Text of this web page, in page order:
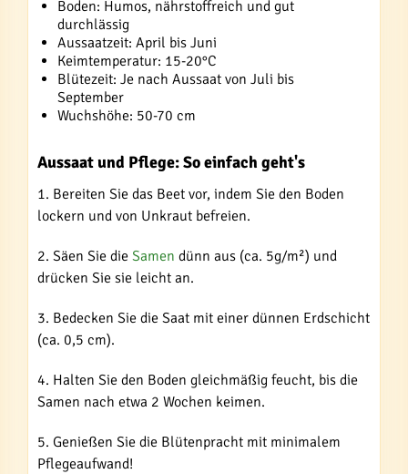
Boden: Humos, nährstoffreich und gut
durchlässig
Aussaatzeit: April bis Juni
Keimtemperatur: 15-20°C
Blütezeit: Je nach Aussaat von Juli bis
September
Wuchshöhe: 50-70 cm
Aussaat und Pflege: So einfach geht's
1. Bereiten Sie das Beet vor, indem Sie den Boden
lockern und von Unkraut befreien.
2. Säen Sie die Samen dünn aus (ca. 5g/m²) und
drücken Sie sie leicht an.
3. Bedecken Sie die Saat mit einer dünnen Erdschicht
(ca. 0,5 cm).
4. Halten Sie den Boden gleichmäßig feucht, bis die
Samen nach etwa 2 Wochen keimen.
5. Genießen Sie die Blütenpracht mit minimalem
Pflegeaufwand!